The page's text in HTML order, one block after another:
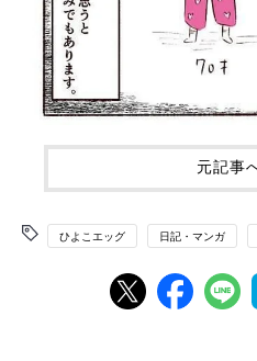
元記事
ひよこエッグ 日記・マンガ